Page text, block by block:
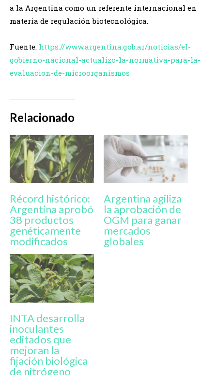
a la Argentina como un referente internacional en
materia de regulación biotecnológica.
Fuente: https://www.argentina.gob.ar/noticias/el-
gobierno-nacional-actualizo-la-normativa-para-la-
evaluacion-de-microorganismos
Relacionado
Récord histórico:
Argentina aprobó
38 productos
genéticamente
modificados
Argentina agiliza
la aprobación de
OGM para ganar
mercados
globales
INTA desarrolla
inoculantes
editados que
mejoran la
fijación biológica
de nitrógeno